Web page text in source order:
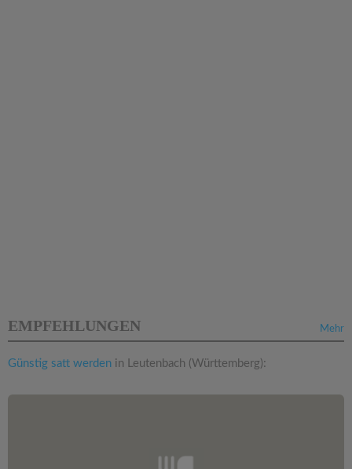
Mehr
EMPFEHLUNGEN
Günstig satt werden in Leutenbach (Württemberg):